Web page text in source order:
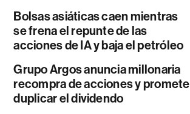
Bolsas asiáticas caen mientras
se frena el repunte de las
acciones de IA y baja el petróleo
Grupo Argos anuncia millonaria
recompra de acciones y promete
duplicar el dividendo